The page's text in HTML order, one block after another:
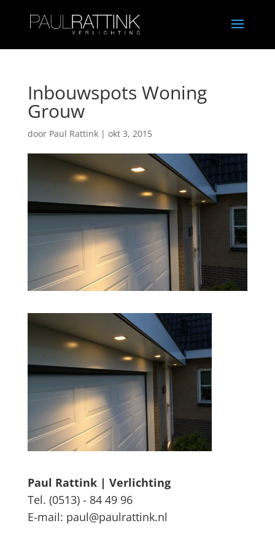
Inbouwspots Woning
Grouw
door Paul Rattink| okt 3, 2015
Paul Rattink | Verlichting
Tel. (0513) - 84 49 96
E-mail: paul@paulrattink.nl